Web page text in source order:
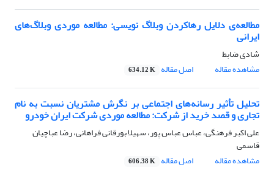
مطالعه‌ی دلایل رهاکردن وبلاگ نویسی: مطالعه موردی وبلاگ‌های
ایرانی
شادی ضابط
مشاهده مقاله
اصل مقاله 634.12 K
تحلیل تأثیر رسانه‌های اجتماعی بر نگرش مشتریان نسبت به نام
تجاری و قصد خرید از شرکت: مطالعه موردی شرکت ایران خودرو
علی اکبر فرهنگی، عباس عباس پور، سهیلا بورقانی فراهانی، رضا عباچیان
قاسمی
مشاهده مقاله
اصل مقاله 606.38 K